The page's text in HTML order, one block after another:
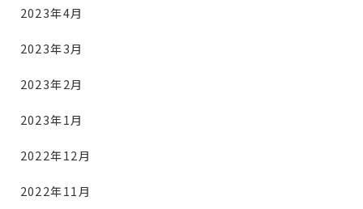
2023年4月
2023年3月
2023年2月
2023年1月
2022年12月
2022年11月